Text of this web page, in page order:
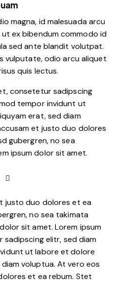
magna, id malesuada arcu
ex bibendum commodo id
sed ante blandit volutpat.
vulputate, odio arcu aliquet
quis lectus.
consetetur sadipscing
tempor invidunt ut
erat, sed diam
et justo duo dolores
gubergren, no sea
ipsum dolor sit amet.
justo duo dolores et ea
no sea takimata
sit amet. Lorem ipsum
elitr, sed diam
ut labore et dolore
voluptua. At vero eos
et ea rebum. Stet